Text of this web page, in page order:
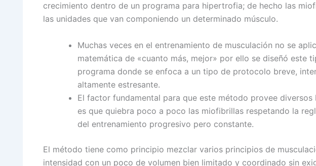
crecimiento dentro de un programa para hipertrofia; de hecho las
las unidades que van componiendo un determinado músculo.
Muchas veces en el entrenamiento de musculación no se
matemática de «cuanto más, mejor» por ello se diseñó este
programa donde se enfoca a un tipo de protocolo breve,
altamente estresante.
El factor fundamental para que este método provee diversos
es que quiebra poco a poco las miofibrillas respetando la
del entrenamiento progresivo pero constante.
El método tiene como principio mezclar varios principios de
intensidad con un poco de volumen bien limitado y coordinado sin